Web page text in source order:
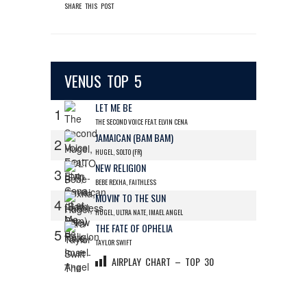
SHARE THIS POST
VENUS TOP 5
1 LET ME BE
THE SECOND VOICE FEAT. ELVIN CENA
2 JAMAICAN (BAM BAM)
HUGEL, SOLTO (FR)
3 NEW RELIGION
BEBE REXHA, FAITHLESS
4 MOVIN' TO THE SUN
HUGEL, ULTRA NATE, IMAEL ANGEL
5 THE FATE OF OPHELIA
TAYLOR SWIFT
AIRPLAY CHART – TOP 30